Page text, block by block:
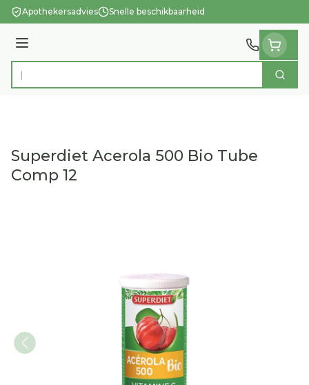
Ga naar de inhoud
Apothekersadvies Snelle beschikbaarheid
Menu
Product, merk, categorie... Zoek
Superdiet Acerola 500 Bio Tube
Comp 12